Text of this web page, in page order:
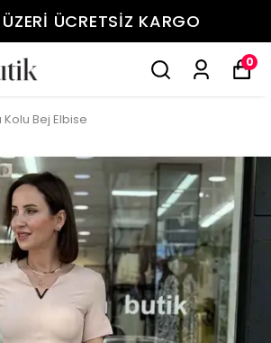
ÜCRETSİZ KARGO
0
Kolu Bej Elbise